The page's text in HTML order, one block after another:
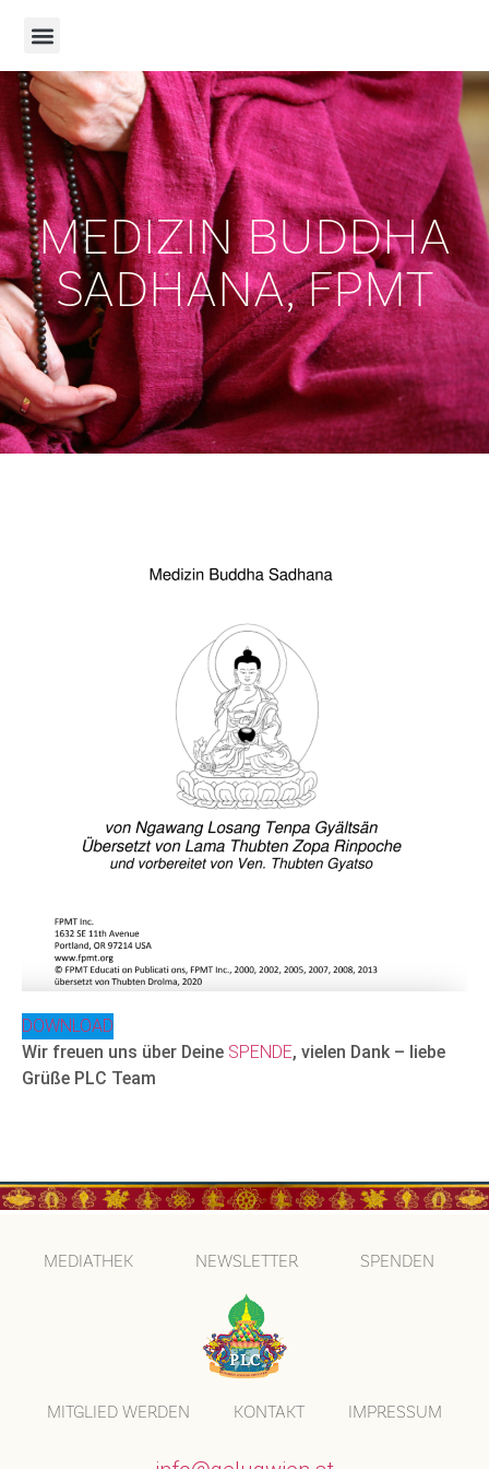
MEDIZIN BUDDHA
SADHANA, FPMT
DOWNLOAD
Wir freuen uns über Deine SPENDE, vielen Dank – liebe
Grüße PLC Team
MEDIATHEK NEWSLETTER SPENDEN
MITGLIED WERDEN KONTAKT IMPRESSUM